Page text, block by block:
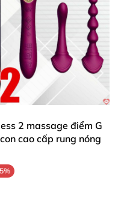
2 massage điểm G
cao cấp rung nóng